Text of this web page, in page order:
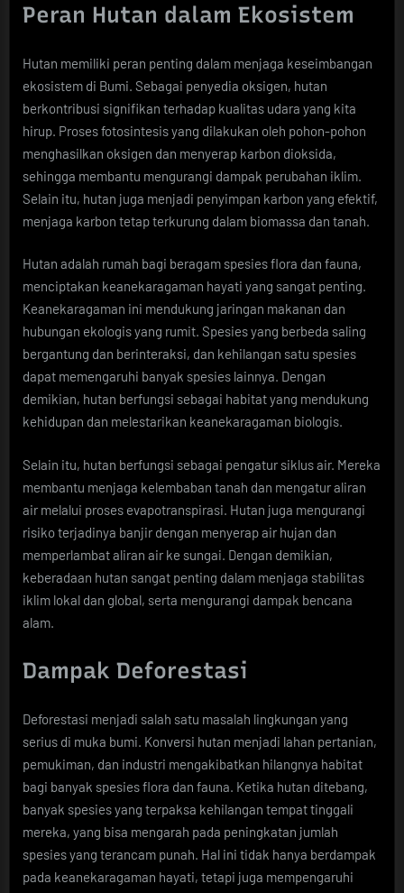
Peran Hutan dalam Ekosistem
Hutan memiliki peran penting dalam menjaga keseimbangan
ekosistem di Bumi. Sebagai penyedia oksigen, hutan
berkontribusi signifikan terhadap kualitas udara yang kita
hirup. Proses fotosintesis yang dilakukan oleh pohon-pohon
menghasilkan oksigen dan menyerap karbon dioksida,
sehingga membantu mengurangi dampak perubahan iklim.
Selain itu, hutan juga menjadi penyimpan karbon yang efektif,
menjaga karbon tetap terkurung dalam biomassa dan tanah.
Hutan adalah rumah bagi beragam spesies flora dan fauna,
menciptakan keanekaragaman hayati yang sangat penting.
Keanekaragaman ini mendukung jaringan makanan dan
hubungan ekologis yang rumit. Spesies yang berbeda saling
bergantung dan berinteraksi, dan kehilangan satu spesies
dapat memengaruhi banyak spesies lainnya. Dengan
demikian, hutan berfungsi sebagai habitat yang mendukung
kehidupan dan melestarikan keanekaragaman biologis.
Selain itu, hutan berfungsi sebagai pengatur siklus air. Mereka
membantu menjaga kelembaban tanah dan mengatur aliran
air melalui proses evapotranspirasi. Hutan juga mengurangi
risiko terjadinya banjir dengan menyerap air hujan dan
memperlambat aliran air ke sungai. Dengan demikian,
keberadaan hutan sangat penting dalam menjaga stabilitas
iklim lokal dan global, serta mengurangi dampak bencana
alam.
Dampak Deforestasi
Deforestasi menjadi salah satu masalah lingkungan yang
serius di muka bumi. Konversi hutan menjadi lahan pertanian,
pemukiman, dan industri mengakibatkan hilangnya habitat
bagi banyak spesies flora dan fauna. Ketika hutan ditebang,
banyak spesies yang terpaksa kehilangan tempat tinggali
mereka, yang bisa mengarah pada peningkatan jumlah
spesies yang terancam punah. Hal ini tidak hanya berdampak
pada keanekaragaman hayati, tetapi juga mempengaruhi